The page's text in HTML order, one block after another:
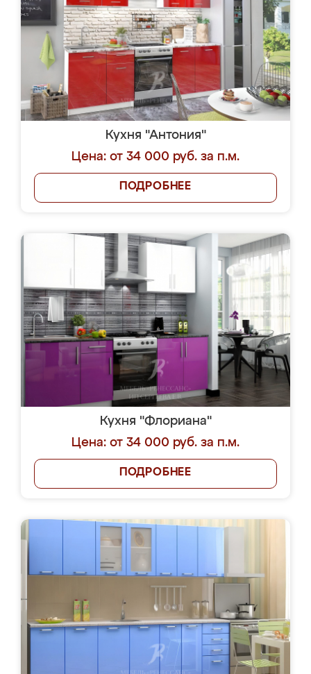
Кухня "Антония"
Цена: от 34 000 руб. за п.м.
ПОДРОБНЕЕ
Кухня "Флориана"
Цена: от 34 000 руб. за п.м.
ПОДРОБНЕЕ